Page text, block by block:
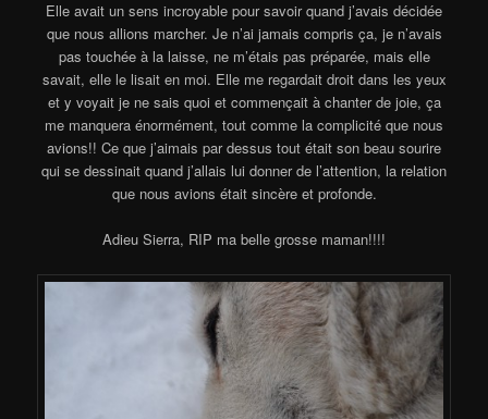
Elle avait un sens incroyable pour savoir quand j’avais décidée
que nous allions marcher. Je n’ai jamais compris ça, je n’avais
pas touchée à la laisse, ne m’étais pas préparée, mais elle
savait, elle le lisait en moi. Elle me regardait droit dans les yeux
et y voyait je ne sais quoi et commençait à chanter de joie, ça
me manquera énormément, tout comme la complicité que nous
avions!! Ce que j’aimais par dessus tout était son beau sourire
qui se dessinait quand j’allais lui donner de l’attention, la relation
que nous avions était sincère et profonde.
Adieu Sierra, RIP ma belle grosse maman!!!!